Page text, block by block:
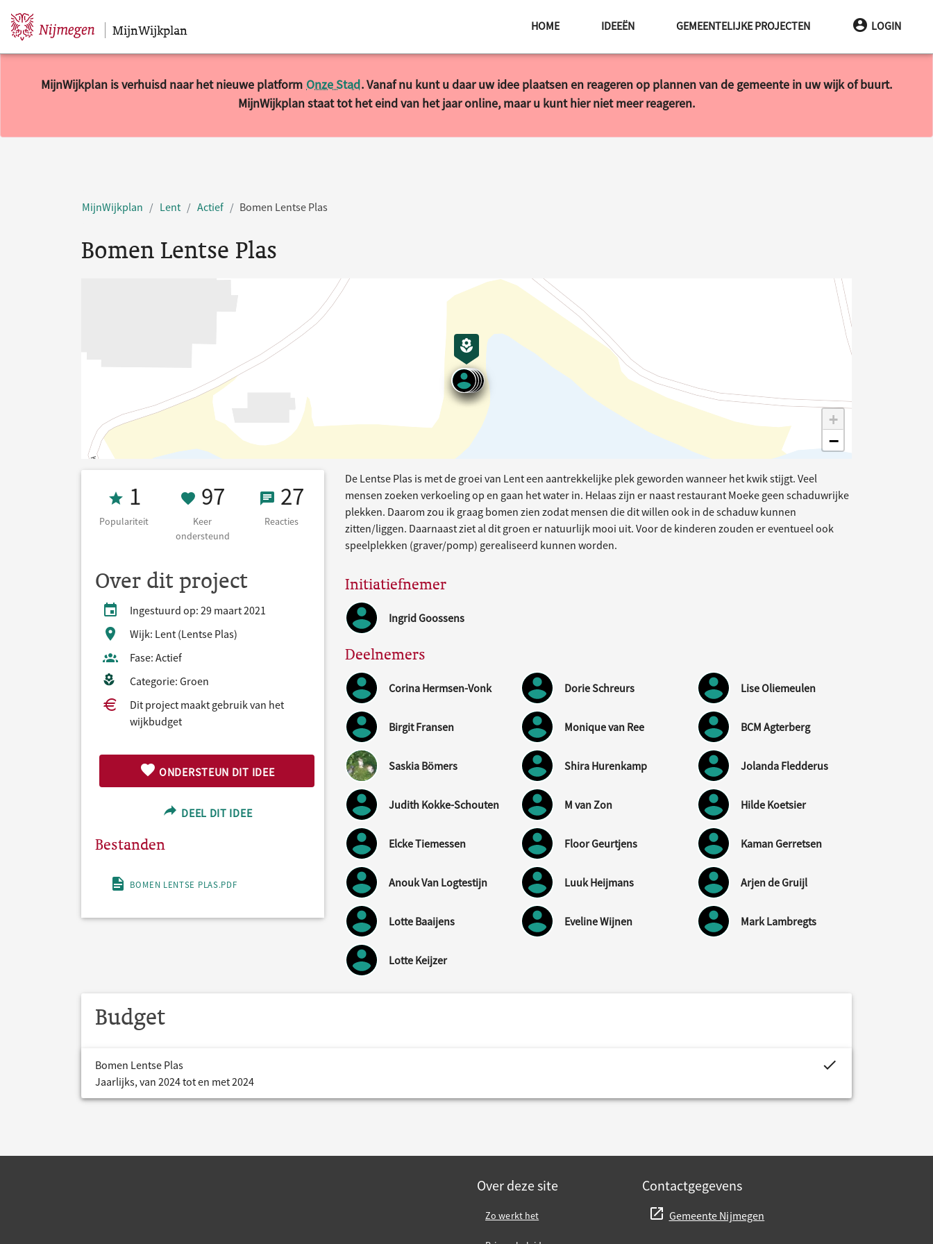
Sla navigatie over MijnWijkplan HOME IDEEËN GEMEENTELIJKE PROJECTEN LOGIN
MijnWijkplan is verhuisd naar het nieuwe platform Onze Stad. Vanaf nu kunt u daar uw idee plaatsen en reageren op plannen van de gemeente in uw wijk of buurt.
MijnWijkplan staat tot het eind van het jaar online, maar u kunt hier niet meer reageren.
MijnWijkplan Lent Actief Bomen Lentse Plas
Bomen Lentse Plas
+
−
Populariteit 1
1
Populariteit
97 Keer ondersteund
97
Keer
ondersteund
27 Reacties
27
Reacties
Over dit project
Ingestuurd op: 29 maart 2021
Wijk: Lent (Lentse Plas)
Fase: Actief
Categorie: Groen
Dit project maakt gebruik van het
wijkbudget
ONDERSTEUN DIT IDEE
DEEL DIT IDEE
Bestanden
BOMEN LENTSE PLAS.PDF
De Lentse Plas is met de groei van Lent een aantrekkelijke plek geworden wanneer het kwik stijgt. Veel
mensen zoeken verkoeling op en gaan het water in. Helaas zijn er naast restaurant Moeke geen schaduwrijke
plekken. Daarom zou ik graag bomen zien zodat mensen die dit willen ook in de schaduw kunnen
zitten/liggen. Daarnaast ziet al dit groen er natuurlijk mooi uit. Voor de kinderen zouden er eventueel ook
speelplekken (graver/pomp) gerealiseerd kunnen worden.
Initiatiefnemer
Ingrid Goossens
Deelnemers
Corina Hermsen-Vonk Dorie Schreurs Lise Oliemeulen
Birgit Fransen Monique van Ree BCM Agterberg
Saskia Bömers Shira Hurenkamp Jolanda Fledderus
Judith Kokke-Schouten M van Zon Hilde Koetsier
Elcke Tiemessen Floor Geurtjens Kaman Gerretsen
Anouk Van Logtestijn Luuk Heijmans Arjen de Gruijl
Lotte Baaijens Eveline Wijnen Mark Lambregts
Lotte Keijzer
Budget
Bomen Lentse Plas
Jaarlijks, van 2024 tot en met 2024
project.budget.fields.is_assigned-alt
Over deze site
Zo werkt het
Contactgegevens
Gemeente Nijmegen